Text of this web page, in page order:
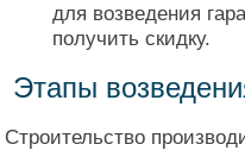
для возведения
получить скидку.
Этапы
Строительство